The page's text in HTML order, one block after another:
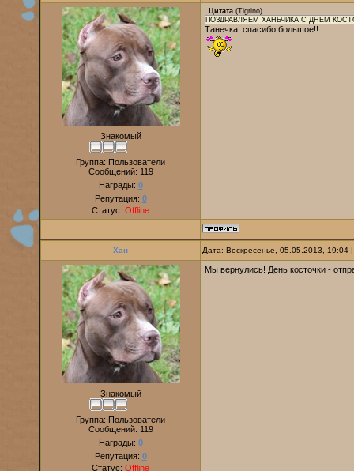
Знакомый
Группа: Пользователи
Сообщений: 119
Награды: 0
Репутация: 0
Статус: Offline
Цитата (Tigrino)
ПОЗДРАВЛЯЕМ ХАНЬЧИКА С ДНЁМ
Танечка, спасибо большое!!
Хан Дата: Воскресенье, 05.05.2013,
Знакомый
Группа: Пользователи
Сообщений: 119
Награды: 0
Репутация: 0
Статус: Offline
Мы вернулись! День косточки -